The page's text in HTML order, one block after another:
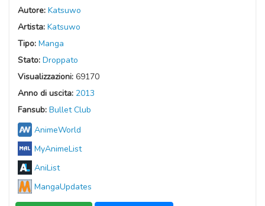
Autore: Katsuwo
Artista: Katsuwo
Tipo: Manga
Stato: Droppato
Visualizzazioni: 69170
Anno di uscita: 2013
Fansub: Bullet Club
AnimeWorld
MyAnimeList
AniList
MangaUpdates